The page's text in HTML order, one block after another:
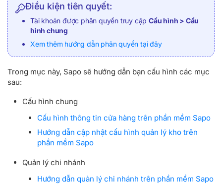
Điều kiện tiên quyết:
Tài khoản được phân quyền truy cậpCấu hình > Cấu
hình chung
Xem thêm hướng dẫn phân quyền tại đây
Trong mục này, Sapo sẽ hướng dẫn bạn cấu hình các mục
sau:
Cấu hình chung
Cấu hình thông tin cửa hàng trên phần mềm Sapo
Hướng dẫn cập nhật cấu hình quản lý kho trên
phần mềm Sapo
Quản lý chi nhánh
Hướng dẫn quản lý chi nhánh trên phần mềm Sapo